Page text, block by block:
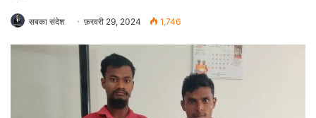
सबका संदेश फ़रवरी 29, 2024 1,746